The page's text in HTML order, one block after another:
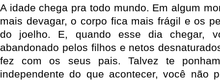
A idade chega pra todo mundo. Em algum
mais devagar, o corpo fica mais frágil e os
do joelho. E, quando esse dia chegar,
abandonado pelos filhos e netos
fez com os seus pais. Talvez te
independente do que acontecer, você não